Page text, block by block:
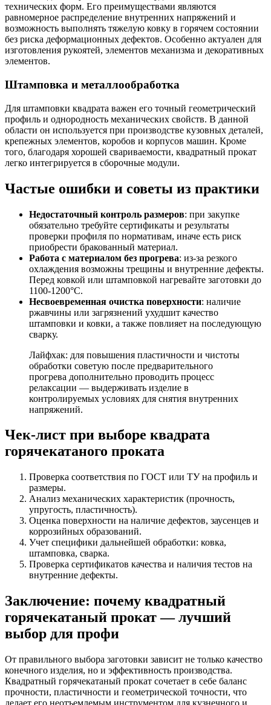
технических форм. Его преимуществами являются
равномерное распределение внутренних напряжений и
возможность выполнять тяжелую ковку в горячем состоянии
без риска деформационных дефектов. Особенно актуален для
изготовления рукоятей, элементов механизма и декоративных
элементов.
Штамповка и металлообработка
Для штамповки квадрата важен его точный геометрический
профиль и однородность механических свойств. В данной
области он используется при производстве кузовных деталей,
крепежных элементов, коробов и корпусов машин. Кроме
того, благодаря хорошей свариваемости, квадратный прокат
легко интегрируется в сборочные модули.
Частые ошибки и советы из практики
Недостаточный контроль размеров: при закупке
обязательно требуйте сертификаты и результаты
проверки профиля по нормативам, иначе есть риск
приобрести бракованный материал.
Работа с материалом без прогрева: из-за резкого
охлаждения возможны трещины и внутренние дефекты.
Перед ковкой или штамповкой нагревайте заготовки до
1100-1200°C.
Несвоевременная очистка поверхности: наличие
ржавчины или загрязнений ухудшит качество
штамповки и ковки, а также повлияет на последующую
сварку.
Лайфхак: для повышения пластичности и чистоты
обработки советую после предварительного
прогрева дополнительно проводить процесс
релаксации — выдерживать изделие в
контролируемых условиях для снятия внутренних
напряжений.
Чек-лист при выборе квадрата
горячекатаного проката
Проверка соответствия по ГОСТ или ТУ на профиль и
размеры.
Анализ механических характеристик (прочность,
упругость, пластичность).
Оценка поверхности на наличие дефектов, заусенцев и
коррозийных образований.
Учет специфики дальнейшей обработки: ковка,
штамповка, сварка.
Проверка сертификатов качества и наличия тестов на
внутренние дефекты.
Заключение: почему квадратный
горячекатаный прокат — лучший
выбор для профи
От правильного выбора заготовки зависит не только качество
конечного изделия, но и эффективность производства.
Квадратный горячекатаный прокат сочетает в себе баланс
прочности, пластичности и геометрической точности, что